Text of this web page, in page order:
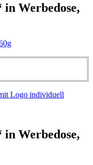
Werbedose,
Werbedose,